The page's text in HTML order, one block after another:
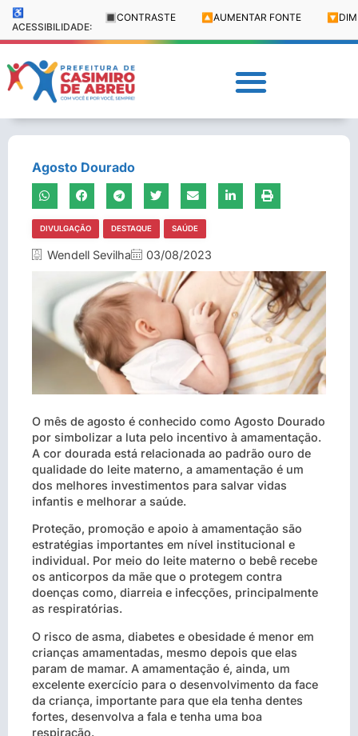
♿
ACESSIBILIDADE:
🔳 CONTRASTE 🔼 AUMENTAR FONTE 🔽
Agosto Dourado
DIVULGAÇÃO DESTAQUE SAÚDE
Wendell Sevilha 03/08/2023
O mês de agosto é conhecido como Agosto Dourado
por simbolizar a luta pelo incentivo à amamentação.
A cor dourada está relacionada ao padrão ouro de
qualidade do leite materno, a amamentação é um
dos melhores investimentos para salvar vidas
infantis e melhorar a saúde.
Proteção, promoção e apoio à amamentação são
estratégias importantes em nível institucional e
individual. Por meio do leite materno o bebê recebe
os anticorpos da mãe que o protegem contra
doenças como, diarreia e infecções, principalmente
as respiratórias.
O risco de asma, diabetes e obesidade é menor em
crianças amamentadas, mesmo depois que elas
param de mamar. A amamentação é, ainda, um
excelente exercício para o desenvolvimento da face
da criança, importante para que ela tenha dentes
fortes, desenvolva a fala e tenha uma boa
respiração.